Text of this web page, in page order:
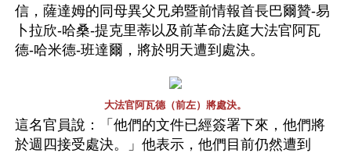
信，薩達姆的同母異父兄弟暨前情報首長巴爾贊-易
卜拉欣-哈桑-提克里蒂以及前革命法庭大法官阿瓦
德-哈米德-班達爾，將於明天遭到處決。
大法官阿瓦德（前左）將處決。
這名官員說：「他們的文件已經簽署下來，他們將
於週四接受處決。」他表示，他們目前仍然遭到